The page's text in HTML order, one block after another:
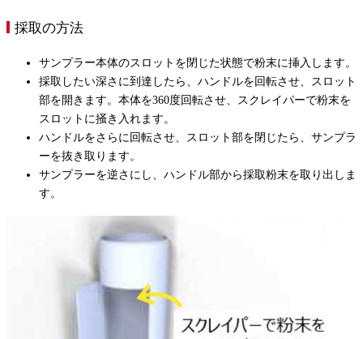
採取の方法
サンプラー本体のスロットを閉じた状態で粉末に挿入します。
採取したい深さに到達したら、ハンドルを回転させ、スロット
部を開きます。本体を360度回転させ、スクレイパーで粉末を
スロットに掻き入れます。
ハンドルをさらに回転させ、スロット部を閉じたら、サンプラ
ーを抜き取ります。
サンプラーを逆さにし、ハンドル部から採取粉末を取り出しま
す。